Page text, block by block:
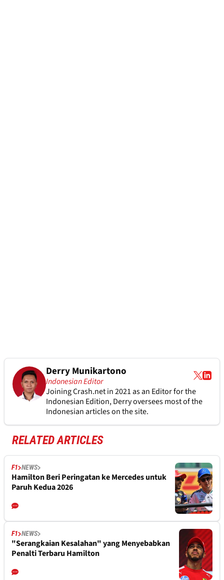
Derry Munikartono
Indonesian Editor
Joining Crash.net in 2021 as an Editor for the
Indonesian Edition, Derry oversees most of the
Indonesian articles on the site.
RELATED ARTICLES
F1 NEWS
Hamilton Beri Peringatan ke Mercedes untuk
Paruh Kedua 2026
F1 NEWS
"Serangkaian Kesalahan" yang Menyebabkan
Penalti Terbaru Hamilton